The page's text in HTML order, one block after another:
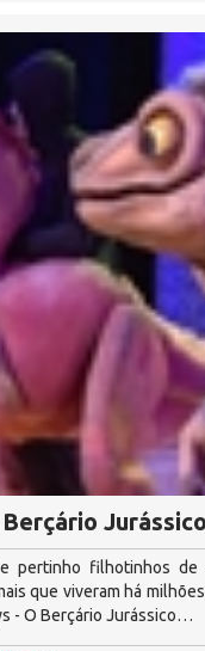
Jurássico
pertinho filhotinhos de
que viveram há
- O Berçário Jurássico…